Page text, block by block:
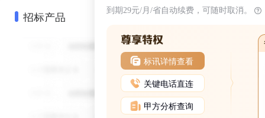
招标产品 到期29元/月/省自动续费，可随时取消。
标讯详情查看
关键电话直连
甲方分析查询